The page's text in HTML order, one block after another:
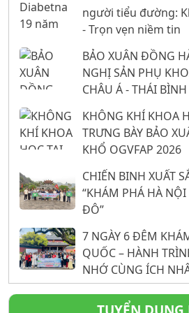
người tiểu đường:
- Trọn vẹn niềm tin
BẢO XUÂN ĐỒNG
NGHỊ SẢN PHỤ
CHÂU Á - THÁI
26: 16 NĂM KHẲNG
NỀN TẢNG KHOA
KHÔNG KHÍ KHOA
TRƯNG BÀY BẢO
KHỔ OGVFAP 2026
CHIẾN BINH XUẤT
“KHÁM PHÁ HÀ
ĐÔ”
7 NGÀY 6 ĐÊM
QUỐC – HÀNH
NHỚ CÙNG ÍCH